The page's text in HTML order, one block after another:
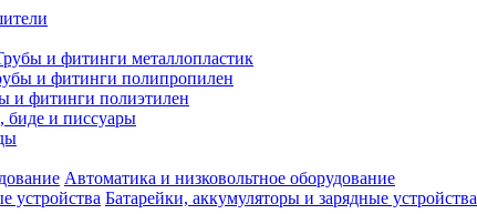
и фитинги металлопластик
и фитинги полипропилен
и фитинги полиэтилен
биде и писсуары
Автоматика и низковольтное оборудование
Батарейки, аккумуляторы и зарядные устройства